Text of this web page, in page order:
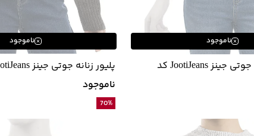
ناموجود
ژیله بافت زنانه جوتی جینز JootiJeans کد
ناموجود
پلیور زنانه جوتی جینز JootiJeans کد 43791523
ناموجود
70%